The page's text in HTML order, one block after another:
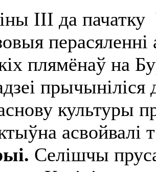
III да
перасяленні
плямёнаў на
культуры
асвойвалі
ыі. Селішчы